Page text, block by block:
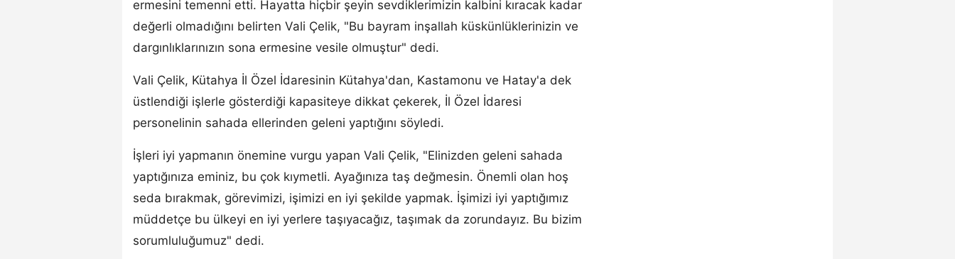
ermesini temenni etti. Hayatta hiçbir şeyin sevdiklerimizin kalbini kıracak kadar
değerli olmadığını belirten Vali Çelik, "Bu bayram inşallah küskünlüklerinizin ve
dargınlıklarınızın sona ermesine vesile olmuştur" dedi.
Vali Çelik, Kütahya İl Özel İdaresinin Kütahya'dan, Kastamonu ve Hatay'a dek
üstlendiği işlerle gösterdiği kapasiteye dikkat çekerek, İl Özel İdaresi
personelinin sahada ellerinden geleni yaptığını söyledi.
İşleri iyi yapmanın önemine vurgu yapan Vali Çelik, "Elinizden geleni sahada
yaptığınıza eminiz, bu çok kıymetli. Ayağınıza taş değmesin. Önemli olan hoş
seda bırakmak, görevimizi, işimizi en iyi şekilde yapmak. İşimizi iyi yaptığımız
müddetçe bu ülkeyi en iyi yerlere taşıyacağız, taşımak da zorundayız. Bu bizim
sorumluluğumuz" dedi.